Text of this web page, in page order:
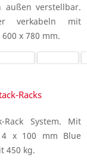
außen verstellbar.
verkabeln mit
x 780 mm.
Racks
System. Mit
4 x 100 mm Blue
450 kg.